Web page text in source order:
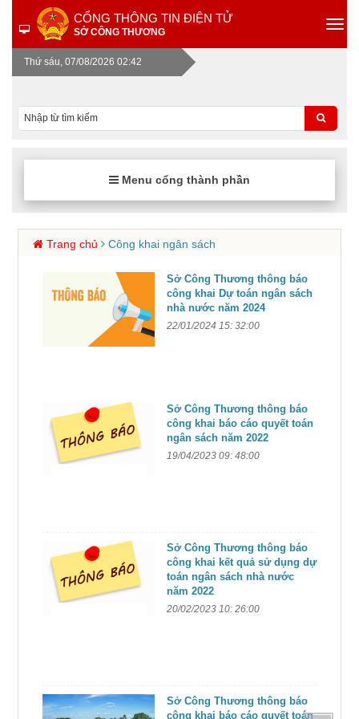
CỔNG THÔNG TIN ĐIỆN TỬ
SỞ CÔNG THƯƠNG
Thứ sáu, 07/08/2026 02:42
Menu cổng thành phần
Trang chủ Công khai ngân sách
Sở Công Thương thông báo
công khai Dự toán ngân sách
nhà nước năm 2024
22/01/2024 15: 32:00
Sở Công Thương thông báo
công khai báo cáo quyết toán
ngân sách năm 2022
19/04/2023 09: 48:00
Sở Công Thương thông báo
công khai kết quả sử dụng dự
toán ngân sách nhà nước
năm 2022
20/02/2023 10: 26:00
Sở Công Thương thông báo
công khai báo cáo quyết toán